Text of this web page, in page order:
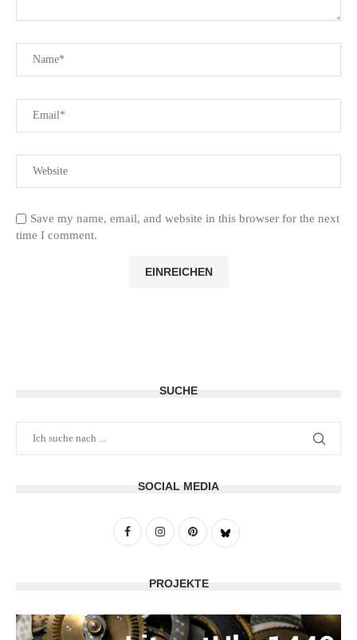
Save my name, email, and website in this browser for the next
time I comment.
SUCHE
SOCIAL MEDIA
PROJEKTE